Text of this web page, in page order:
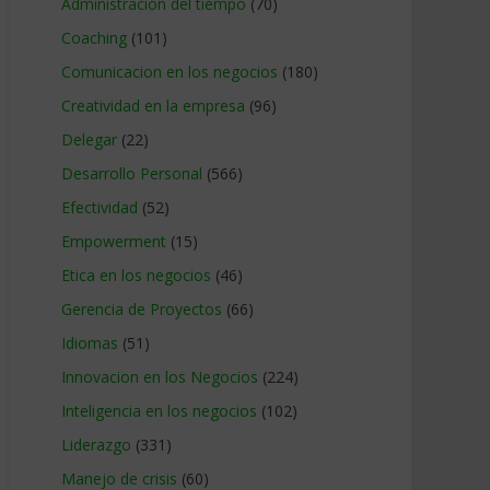
Coaching (101)
Comunicacion en los negocios (180)
Creatividad en la empresa (96)
Delegar (22)
Desarrollo Personal (566)
Efectividad (52)
Empowerment (15)
Etica en los negocios (46)
Gerencia de Proyectos (66)
Idiomas (51)
Innovacion en los Negocios (224)
Inteligencia en los negocios (102)
Liderazgo (331)
Manejo de crisis (60)